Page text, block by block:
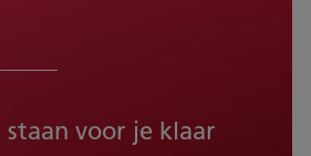
staan voor je klaar